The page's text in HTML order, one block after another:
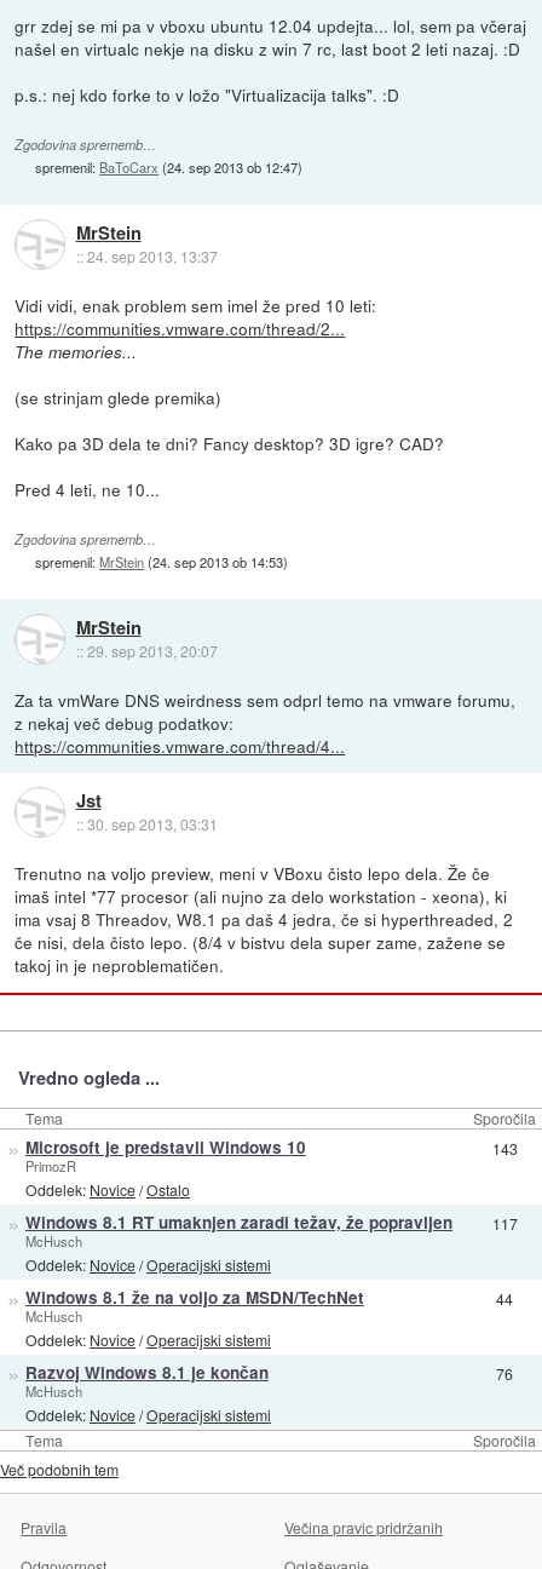
grr zdej se mi pa v vboxu ubuntu 12.04 updejta... lol, sem pa včeraj
našel en virtualc nekje na disku z win 7 rc, last boot 2 leti nazaj. :D
p.s.: nej kdo forke to v ložo "Virtualizacija talks". :D
Zgodovina sprememb…
spremenil: BaToCarx (24. sep 2013 ob 12:47)
MrStein
::24. sep 2013, 13:37
Vidi vidi, enak problem sem imel že pred 10 leti:
https://communities.vmware.com/thread/2...
The memories...
(se strinjam glede premika)
Kako pa 3D dela te dni? Fancy desktop? 3D igre? CAD?
Pred 4 leti, ne 10...
Zgodovina sprememb…
spremenil:MrStein(24. sep 2013 ob 14:53)
MrStein
::29. sep 2013, 20:07
Za ta vmWare DNS weirdness sem odprl temo na vmware forumu,
z nekaj več debug podatkov:
https://communities.vmware.com/thread/4...
Jst
::30. sep 2013, 03:31
Trenutno na voljo preview, meni v VBoxu čisto lepo dela. Že če
imaš intel *77 procesor (ali nujno za delo workstation - xeona), ki
ima vsaj 8 Threadov, W8.1 pa daš 4 jedra, če si hyperthreaded, 2
če nisi, dela čisto lepo. (8/4 v bistvu dela super zame, zažene se
takoj in je neproblematičen.
Vredno ogleda ...
Tema Sporočila
Tema Sporočila
» Microsoft je predstavil Windows 10
PrimozR
Oddelek: Novice/Ostalo
143
» Windows 8.1 RT umaknjen zaradi težav, že popravljen
McHusch
Oddelek: Novice/Operacijski sistemi
117
» Windows 8.1 že na voljo za MSDN/TechNet
McHusch
Oddelek: Novice/Operacijski sistemi
44
» Razvoj Windows 8.1 je končan
McHusch
Oddelek: Novice/Operacijski sistemi
76
Več podobnih tem
Pravila
Večina pravic pridržanih